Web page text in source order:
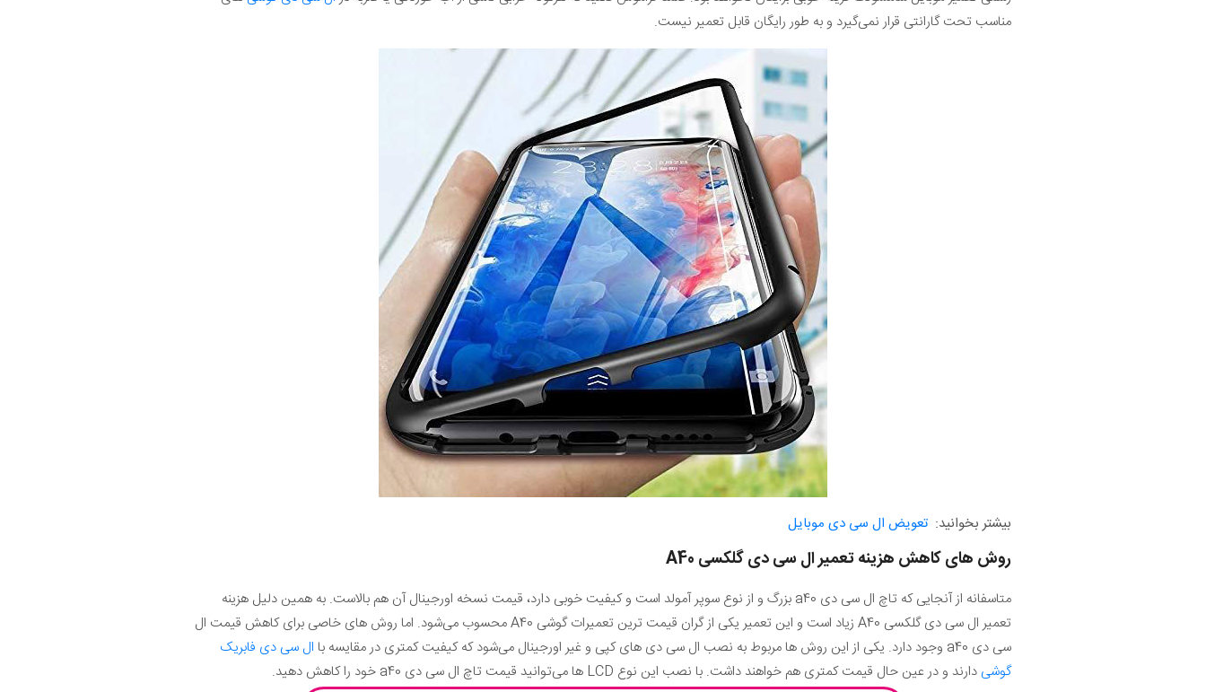
مناسب تحت گارانتی قرار نمی‌گیرد و به طور رایگان قابل تعمیر نیست.
بیشتر بخوانید: تعویض ال سی دی موبایل
روش های کاهش هزینه تعمیر ال سی دی گلکسی A40
متاسفانه از آنجایی که تاچ ال سی دی a40 بزرگ و از نوع سوپر آمولد است و کیفیت خوبی دارد، قیمت نسخه اورجینال آن هم بالاست. به همین دلیل هزینه
تعمیر ال سی دی گلکسی A40 زیاد است و این تعمیر یکی از گران قیمت ترین تعمیرات گوشی A40 محسوب می‌شود. اما روش های خاصی برای کاهش قیمت ال
سی دی a40 وجود دارد. یکی از این روش ها مربوط به نصب ال سی دی های کپی و غیر اورجینال می‌شود که کیفیت کمتری در مقایسه با
ال سی دی فابریک
گوشی دارند و در عین حال قیمت کمتری هم خواهند داشت. با نصب این نوع LCD ها می‌توانید قیمت تاچ ال سی دی a40 خود را کاهش دهید.